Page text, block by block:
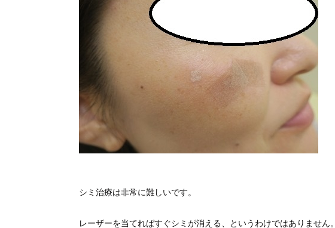
シミ治療は非常に難しいです。
レーザーを当てればすぐシミが消える、というわけではありません。